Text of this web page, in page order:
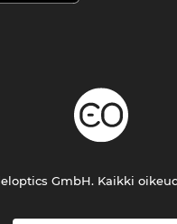
GmbH. Kaikki